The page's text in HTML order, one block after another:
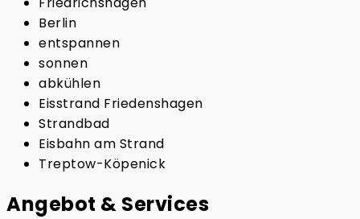
Berlin
entspannen
sonnen
abkühlen
Eisstrand Friedenshagen
Strandbad
Eisbahn am Strand
Treptow-Köpenick
Angebot & Services